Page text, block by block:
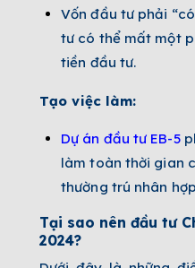
Vốn đầu tư phải
tư có thể mất một
tiền đầu tư.
Tạo việc làm:
Dự án đầu tư EB-5
làm toàn thời gian
thường trú nhân
Tại sao nên đầu tư
2024?